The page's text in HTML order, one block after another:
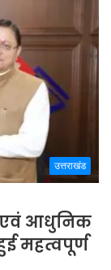
उत्तराखंड
एवं आधुनिक
महत्वपूर्ण